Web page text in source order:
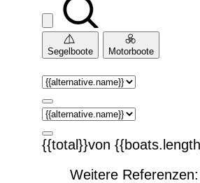
Segelboote Motorboote
{{total}}von
Weitere Referenzen: